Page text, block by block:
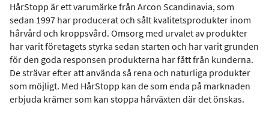
HårStopp är ett varumärke från Arcon Scandinavia, som
sedan 1997 har producerat och sålt kvalitetsprodukter inom
hårvård och kroppsvård. Omsorg med urvalet av produkter
har varit företagets styrka sedan starten och har varit grunden
för den goda responsen produkterna har fått från kunderna.
De strävar efter att använda så rena och naturliga produkter
som möjligt. Med HårStopp kan de som enda på marknaden
erbjuda krämer som kan stoppa hårväxten där det önskas.